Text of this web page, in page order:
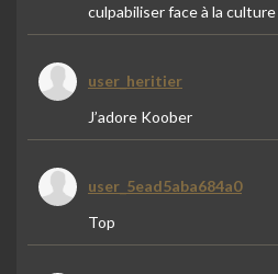
culpabiliser face à la
user_heritier
J’adore Koober
user_5ead5aba684a0
Top